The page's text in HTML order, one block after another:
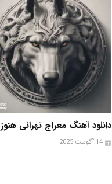
دانلود آهنگ معراج تهرانی هنوز
14 آگوست 2025